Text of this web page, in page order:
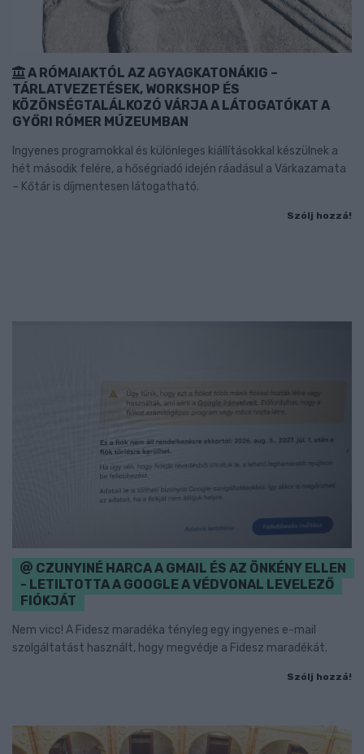
A RÓMAIAKTÓL AZ AGYAGKATONÁKIG –
TÁRLATVEZETÉSEK, WORKSHOP ÉS
KÖZÖNSÉGTALÁLKOZÓ VÁRJA A LÁTOGATÓKAT A
GYŐRI RÓMER MÚZEUMBAN
Ingyenes programokkal és különleges kiállításokkal készülnek a
hét második felére, a hőségriadó idején ráadásul a Várkazamata
– Kőtár is díjmentesen látogatható.
Szólj hozzá!
CZUNYINÉ HARCA A GMAIL ÉS AZ ÖNKÉNY ELLEN
- LETILTOTTA A GOOGLE A VÉDVONAL LEVELEZŐ
FIÓKJÁT
Nem vicc! A Fidesz maradéka tényleg egy ingyenes e-mail
szolgáltatást használt, hogy megvédje a Fidesz maradékát.
Szólj hozzá!